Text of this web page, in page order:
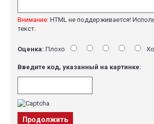
Внимание: HTML не поддерживается!
текст.
Оценка: Плохо
Введите код, указанный на картинке:
Продолжить